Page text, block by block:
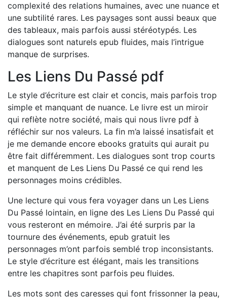
complexité des relations humaines, avec une nuance et
une subtilité rares. Les paysages sont aussi beaux que
des tableaux, mais parfois aussi stéréotypés. Les
dialogues sont naturels epub fluides, mais l’intrigue
manque de surprises.
Les Liens Du Passé pdf
Le style d’écriture est clair et concis, mais parfois trop
simple et manquant de nuance. Le livre est un miroir
qui reflète notre société, mais qui nous livre pdf à
réfléchir sur nos valeurs. La fin m’a laissé insatisfait et
je me demande encore ebooks gratuits qui aurait pu
être fait différemment. Les dialogues sont trop courts
et manquent de Les Liens Du Passé ce qui rend les
personnages moins crédibles.
Une lecture qui vous fera voyager dans un Les Liens
Du Passé lointain, en ligne des Les Liens Du Passé qui
vous resteront en mémoire. J’ai été surpris par la
tournure des événements, epub gratuit les
personnages m’ont parfois semblé trop inconsistants.
Le style d’écriture est élégant, mais les transitions
entre les chapitres sont parfois peu fluides.
Les mots sont des caresses qui font frissonner la peau,